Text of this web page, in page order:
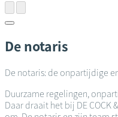
De notaris
De notaris: de onpartijdige
Duurzame regelingen,
Daar draait het bij DE COCK